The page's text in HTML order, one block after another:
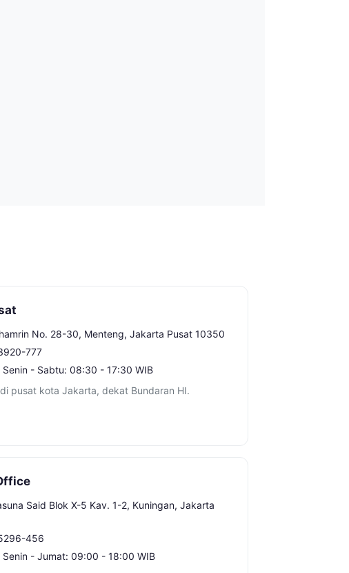
No. 28-30, Menteng, Jakarta Pusat 10350
777
Senin - Sabtu: 08:30 - 17:30 WIB
pusat kota Jakarta, dekat Bundaran HI.
Said Blok X-5 Kav. 1-2, Kuningan, Jakarta
456
Senin - Jumat: 09:00 - 18:00 WIB